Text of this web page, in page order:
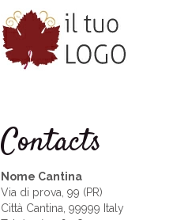
Contacts
Nome Cantina
Via di prova, 99 (PR)
Città Cantina, 99999 Italy